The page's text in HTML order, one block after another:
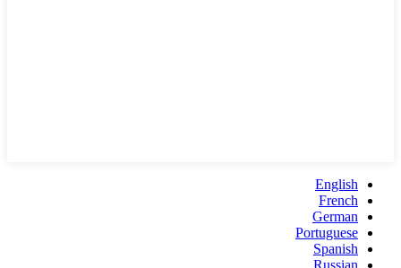
English
French
German
Portuguese
Spanish
Russian